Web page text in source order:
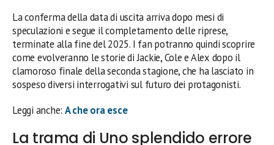
La conferma della data di uscita arriva dopo mesi di
speculazioni e segue il completamento delle riprese,
terminate alla fine del 2025. I fan potranno quindi scoprire
come evolveranno le storie di Jackie, Cole e Alex dopo il
clamoroso finale della seconda stagione, che ha lasciato in
sospeso diversi interrogativi sul futuro dei protagonisti.
Leggi anche: A che ora esce
La trama di Uno splendido errore